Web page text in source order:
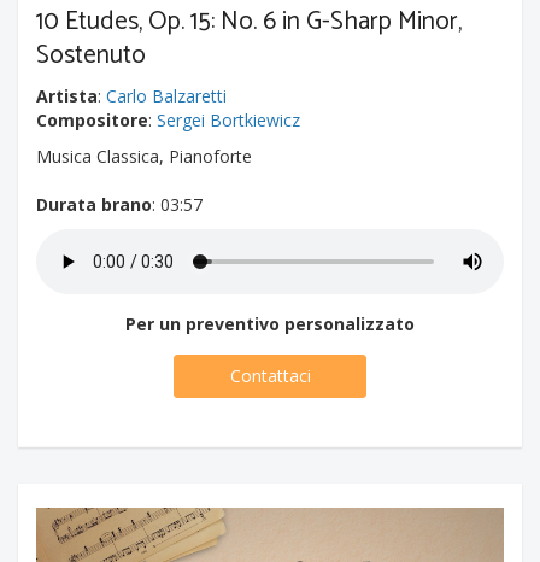
10 Etudes, Op. 15: No. 6 in G-Sharp Minor,
Sostenuto
Artista: Carlo Balzaretti
Compositore: Sergei Bortkiewicz
Musica Classica, Pianoforte
Durata brano: 03:57
Per un preventivo personalizzato
Contattaci